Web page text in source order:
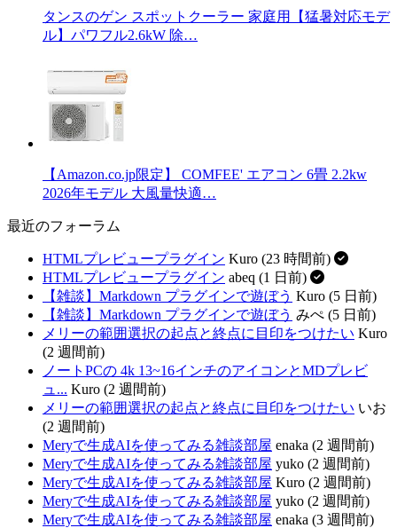
タンスのゲン スポットクーラー 家庭用【猛暑対応モデ
ル】パワフル2.6kW 除…
【Amazon.co.jp限定】 COMFEE' エアコン 6畳 2.2kw
2026年モデル 大風量快適…
最近のフォーラム
HTMLプレビュープラグイン Kuro (23 時間前)
HTMLプレビュープラグイン abeq (1 日前)
【雑談】Markdown プラグインで遊ぼう Kuro (5 日前)
【雑談】Markdown プラグインで遊ぼう みぺ (5 日前)
メリーの範囲選択の起点と終点に目印をつけたい Kuro
(2 週間前)
ノートPCの 4k 13~16インチのアイコンとMDプレビ
ュ... Kuro (2 週間前)
メリーの範囲選択の起点と終点に目印をつけたい いお
(2 週間前)
Meryで生成AIを使ってみる雑談部屋 enaka (2 週間前)
Meryで生成AIを使ってみる雑談部屋 yuko (2 週間前)
Meryで生成AIを使ってみる雑談部屋 Kuro (2 週間前)
Meryで生成AIを使ってみる雑談部屋 yuko (2 週間前)
Meryで生成AIを使ってみる雑談部屋 enaka (3 週間前)